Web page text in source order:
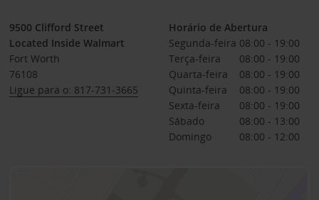
9500 Clifford Street
Located Inside Walmart
Fort Worth
76108
Ligue para o: 817-731-3665
Horário de Abertura
Segunda-feira 08:00 - 19:00
Terça-feira
08:00 - 19:00
Quarta-feira
08:00 - 19:00
Quinta-feira
08:00 - 19:00
Sexta-feira
08:00 - 19:00
Sábado
08:00 - 13:00
Domingo
08:00 - 12:00